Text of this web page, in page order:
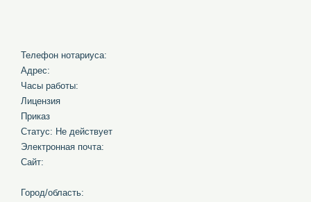
Телефон нотариуса:
Адрес:
Часы работы:
Лицензия
Приказ
Статус: Не действует
Электронная почта:
Сайт:
Город/область: